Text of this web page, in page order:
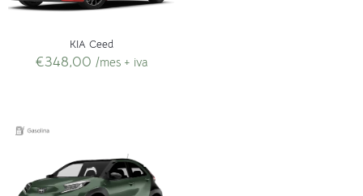
KIA Ceed
€348,00 /mes + iva